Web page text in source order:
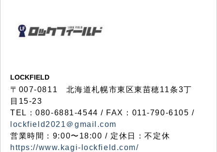
LOCKFIELD
〒007-0811 北海道札幌市東区東苗穂11条3丁
目15-23
TEL：080-6881-4544 / FAX：011-790-6105 /
lockfield2021＠gmail.com
営業時間：9:00〜18:00 / 定休日：不定休
https://www.kagi-lockfield.com/